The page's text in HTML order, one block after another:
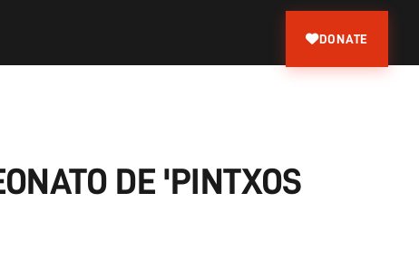
DONATE
DE 'PINTXOS